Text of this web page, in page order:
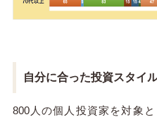
自分に合った投資スタイ
800人の個人投資家を対象